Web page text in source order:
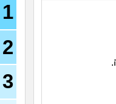
1
2
3